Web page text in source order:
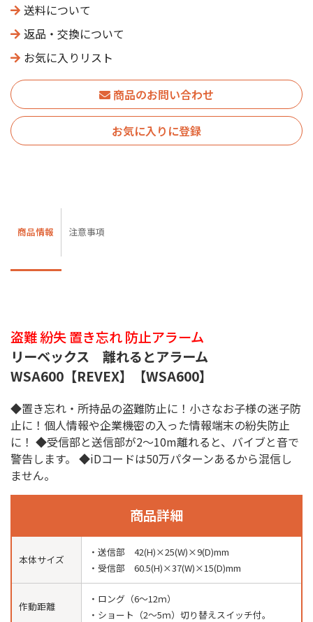
送料について
返品・交換について
お気に入りリスト
商品のお問い合わせ
お気に入りに登録
商品情報 注意事項
盗難 紛失 置き忘れ 防止アラーム
リーベックス 離れるとアラーム
WSA600【REVEX】【WSA600】
◆置き忘れ・所持品の盗難防止に！小さなお子様の迷子防
止に！個人情報や企業機密の入った情報端末の紛失防止
に！ ◆受信部と送信部が2〜10m離れると、バイブと音で
警告します。 ◆iDコードは50万パターンあるから混信し
ません。
商品詳細
本体サイズ
・送信部 42(H)×25(W)×9(D)mm
・受信部 60.5(H)×37(W)×15(D)mm
作動距離
・ロング（6〜12ｍ）
・ショート（2〜5ｍ）切り替えスイッチ付。